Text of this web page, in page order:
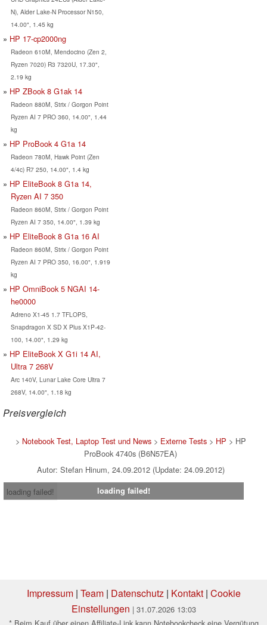
N), Alder Lake-N Processor N150,
14.00", 1.45 kg
HP 17-cp2000ng
Radeon 610M, Mendocino (Zen 2,
Ryzen 7020) R3 7320U, 17.30",
2.19 kg
HP ZBook 8 G1ak 14
Radeon 880M, Strix / Gorgon Point
Ryzen AI 7 PRO 360, 14.00", 1.44
kg
HP ProBook 4 G1a 14
Radeon 780M, Hawk Point (Zen
4/4c) R7 250, 14.00", 1.4 kg
HP EliteBook 8 G1a 14,
Ryzen AI 7 350
Radeon 860M, Strix / Gorgon Point
Ryzen AI 7 350, 14.00", 1.39 kg
HP EliteBook 8 G1a 16 AI
Radeon 860M, Strix / Gorgon Point
Ryzen AI 7 PRO 350, 16.00", 1.919
kg
HP OmniBook 5 NGAI 14-
he0000
Adreno X1-45 1.7 TFLOPS,
Snapdragon X SD X Plus X1P-42-
100, 14.00", 1.29 kg
HP EliteBook X G1i 14 AI,
Ultra 7 268V
Arc 140V, Lunar Lake Core Ultra 7
268V, 14.00", 1.18 kg
Preisvergleich
> Notebook Test, Laptop Test und News> Externe Tests> HP > HP
ProBook 4740s (B6N57EA)
Autor: Stefan Hinum, 24.09.2012 (Update: 24.09.2012)
loading failed!
loading failed!
Impressum| Team| Datenschutz| Kontakt| Cookie
Einstellungen | 31.07.2026 13:03